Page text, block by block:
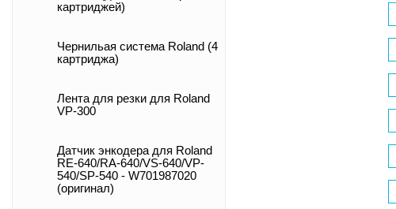
картриджей)
Чернильая система Roland (4
картриджа)
Лента для резки для Roland
VP-300
Датчик энкодера для Roland
RE-640/RA-640/VS-640/VP-
540/SP-540 - W701987020
(оригинал)